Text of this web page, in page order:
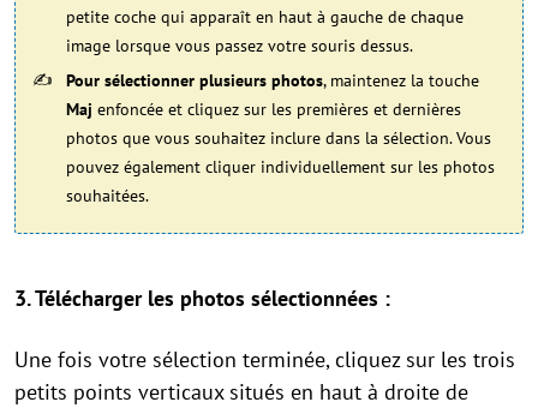
petite coche qui apparaît en haut à gauche de chaque
image lorsque vous passez votre souris dessus.
Pour sélectionner plusieurs photos, maintenez la touche
Maj enfoncée et cliquez sur les premières et dernières
photos que vous souhaitez inclure dans la sélection. Vous
pouvez également cliquer individuellement sur les photos
souhaitées.
3. Télécharger les photos sélectionnées :
Une fois votre sélection terminée, cliquez sur les trois
petits points verticaux situés en haut à droite de